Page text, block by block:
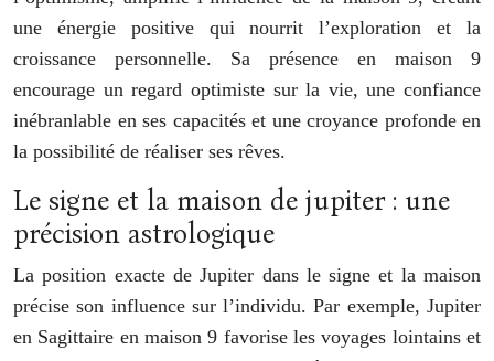
une énergie positive qui nourrit l’exploration et la
croissance personnelle. Sa présence en maison 9
encourage un regard optimiste sur la vie, une confiance
inébranlable en ses capacités et une croyance profonde en
la possibilité de réaliser ses rêves.
Le signe et la maison de jupiter : une
précision astrologique
La position exacte de Jupiter dans le signe et la maison
précise son influence sur l’individu. Par exemple, Jupiter
en Sagittaire en maison 9 favorise les voyages lointains et